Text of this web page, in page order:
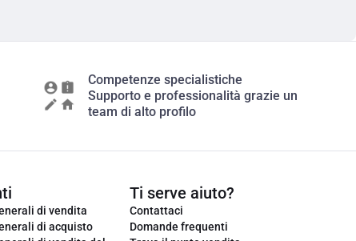
Competenze specialistiche
Supporto e professionalità grazie un
team di alto profilo
di vendita
di acquisto
Ti serve aiuto?
Contattaci
Domande frequenti